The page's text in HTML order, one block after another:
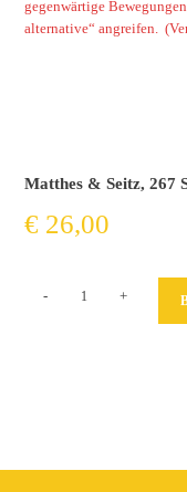
gegenwärtige
alternative“ angreifen.
Matthes & Seitz, 267
€ 26,00
Spartakus
- +